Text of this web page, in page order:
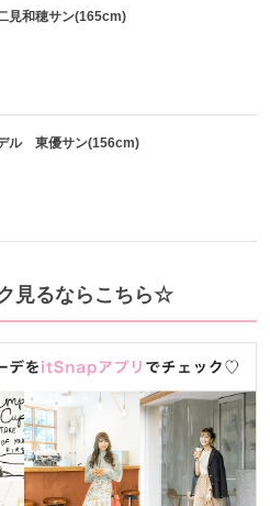
見和穂サン(165cm)
ル 東優サン(156cm)
見るならこちら☆